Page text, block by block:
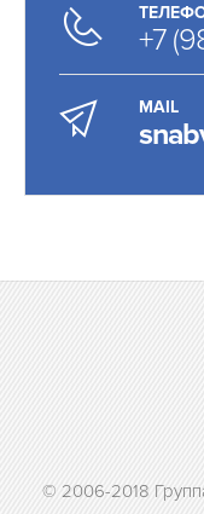
+7
MAIL
© 2006-2018